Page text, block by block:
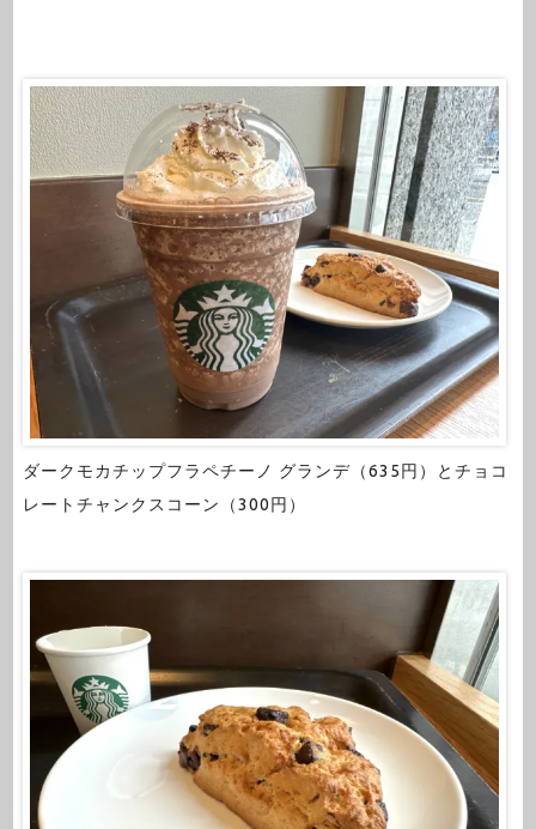
ダークモカチップフラペチーノ グランデ（635円）とチョコ
レートチャンクスコーン（300円）